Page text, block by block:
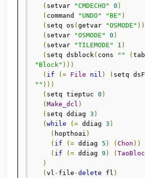
( setvar "CMDECHO" 0 )
( command "UNDO" "BE" )
( setq os (getvar "OSMODE" ))
( setvar "OSMODE" 0 )
( setvar "TILEMODE" 1 )
( setq dsblock ( cons "" (
"Block" )))
( if (= File nil ) ( setq
"" )))
( setq tieptuc 0 )
(Make_dcl )
( setq ddiag 3 )
(while (= ddiag 3 )
( hopthoai )
( if (= ddiag 5 ) (Chon ))
( if (= ddiag 9 ) (
)
(vl - file -delete fl )